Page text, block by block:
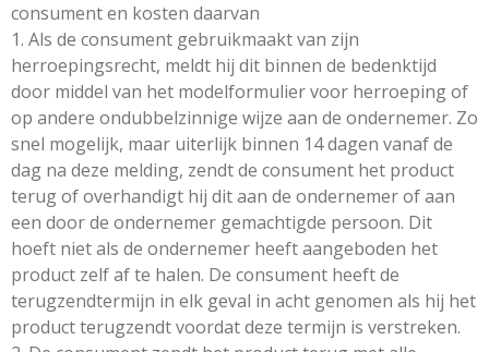
consument en kosten daarvan
1. Als de consument gebruikmaakt van zijn
herroepingsrecht, meldt hij dit binnen de bedenktijd
door middel van het modelformulier voor herroeping of
op andere ondubbelzinnige wijze aan de ondernemer. Zo
snel mogelijk, maar uiterlijk binnen 14 dagen vanaf de
dag na deze melding, zendt de consument het product
terug of overhandigt hij dit aan de ondernemer of aan
een door de ondernemer gemachtigde persoon. Dit
hoeft niet als de ondernemer heeft aangeboden het
product zelf af te halen. De consument heeft de
terugzendtermijn in elk geval in acht genomen als hij het
product terugzendt voordat deze termijn is verstreken.